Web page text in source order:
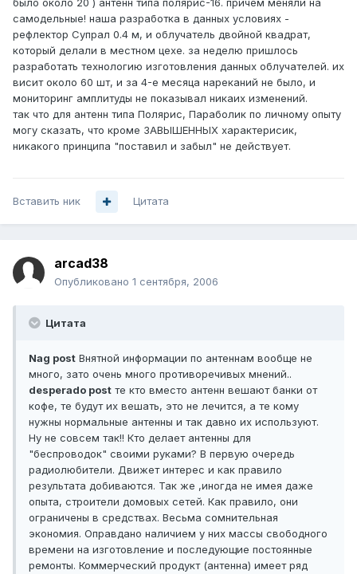
было около 20 ) антенн типа полярис-16. причем меняли на
самодельные! наша разработка в данных условиях -
рефлектор Супрал 0.4 м, и облучатель двойной квадрат,
который делали в местном цехе. за неделю пришлось
разработать технологию изготовления данных облучателей. их
висит около 60 шт, и за 4-е месяца нареканий не было, и
мониторинг амплитуды не показывал никаих изменений.
так что для антенн типа Полярис, Параболик по личному опыту
могу сказать, что кроме ЗАВЫШЕННЫХ характерисик,
никакого принципа "поставил и забыл" не действует.
Вставить ник Цитата
arcad38
Опубликовано 1 сентября, 2006
Цитата
Nag post Внятной информации по антеннам вообще не
много, зато очень много противоречивых мнений..
desperado post те кто вместо антенн вешают банки от
кофе, те будут их вешать, это не лечится, а те кому
нужны нормальные антенны и так давно их используют.
Ну не совсем так!! Кто делает антенны для
"беспроводок" своими руками? В первую очередь
радиолюбители. Движет интерес и как правило
результата добиваются. Так же ,иногда не имея даже
опыта, строители домовых сетей. Как правило, они
ограничены в средствах. Весьма сомнительная
экономия. Оправдано наличием у них массы свободного
времени на изготовление и последующие постоянные
ремонты. Коммерческий продукт (антенна) имеет ряд